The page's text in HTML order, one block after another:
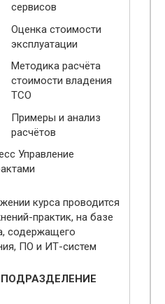
сервисов
Оценка стоимости
эксплуатации
Методика расчёта
стоимости владения
ТСО
Примеры и анализ
расчётов
Управление
курса проводится
практик, на базе
содержащего
ПО и ИТ-систем